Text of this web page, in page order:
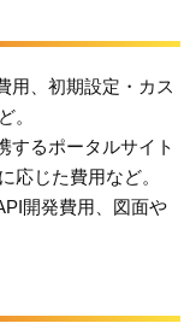
用、初期設定・カス
。
するポータルサイト
応じた費用など。
開発費用、図面や